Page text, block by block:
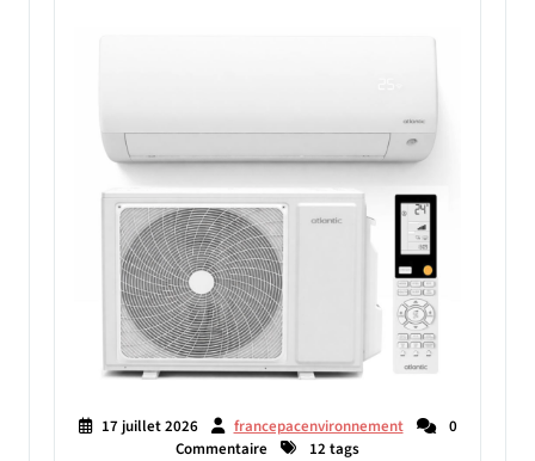
17 juillet 2026 francepacenvironnement
0
Commentaire
12 tags